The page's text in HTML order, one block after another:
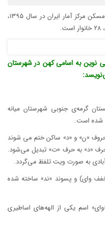
براساس نتایج سرشماری عمومی نفوس و مسکن مرکز آمار ایران در سال ۱۳۹۵،
نوین به اسامی کهن در شهرستان
گرمه‌ی جنوبی شهرستان میانه
شده است.
«ن» و «د» ساکن ختم می شوند
«د» به حرف «ت» تبدیل می‌شود.
به صورت ویت تلفظ می‌گردد.
وای) و پسوند «ند» ساخته شده
اسم یکی از الهه‌های اساطیری